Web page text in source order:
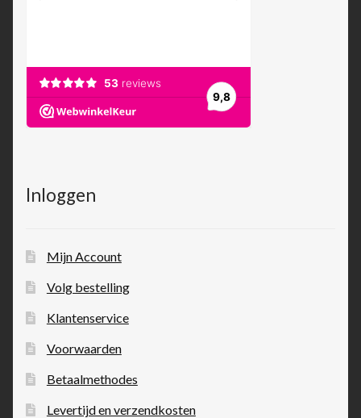
Inloggen
Mijn Account
Volg bestelling
Klantenservice
Voorwaarden
Betaalmethodes
Levertijd en verzendkosten